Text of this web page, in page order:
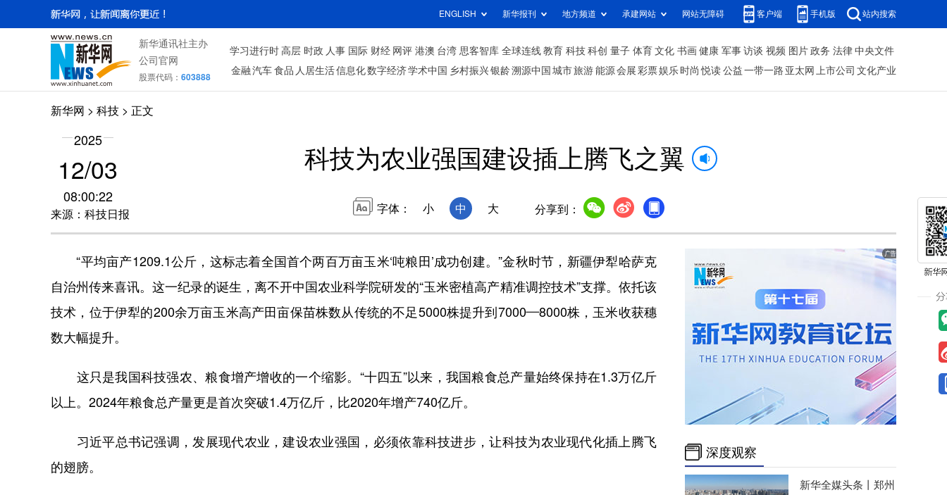
ENGLISH 新华报刊 地方频道 承建网站 网站无障碍 客户端 手机版 站内搜索
新华通讯社主办
公司官网
股票代码： 603888
学习进行时 高层 时政 人事 国际 财经 网评 港澳 台湾 思客智库 全球连线 教育 科技 科创 量子 体育 文化 书画 健康 军事 访谈 视频 图片 政务 法律 中央文件
金融 汽车 食品 人居生活信息化数字经济学术中国 乡村振兴银龄溯源中国 城市旅游 能源 会展 彩票娱乐 时尚 悦读 公益 一带一路 亚太网 上市公司 文化产业
新华网 > 科技 > 正文
2025
12/03
08:00:22
来源：科技日报
科技为农业强国建设插上腾飞之翼
字体： 小 中 大 分享到：
“平均亩产1209.1公斤，这标志着全国首个两百万亩玉米‘吨粮田’成功创建。”金秋时节，新疆伊犁哈萨克
自治州传来喜讯。这一纪录的诞生，离不开中国农业科学院研发的“玉米密植高产精准调控技术”支撑。依托该
技术，位于伊犁的200余万亩玉米高产田亩保苗株数从传统的不足5000株提升到7000—8000株，玉米收获穗
数大幅提升。
这只是我国科技强农、粮食增产增收的一个缩影。“十四五”以来，我国粮食总产量始终保持在1.3万亿斤
以上。2024年粮食总产量更是首次突破1.4万亿斤，比2020年增产740亿斤。
习近平总书记强调，发展现代农业，建设农业强国，必须依靠科技进步，让科技为农业现代化插上腾飞
的翅膀。
深度观察
新华全媒头条丨 郑州